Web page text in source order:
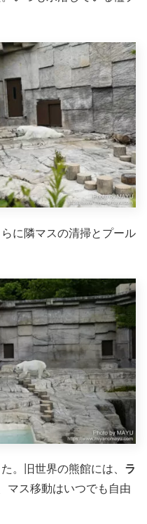
に隣マスの清掃とプール
。旧世界の熊館には、 ラ
マス移動はいつでも自由